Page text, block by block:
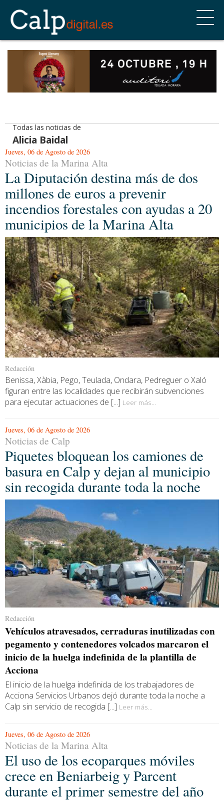
Todas las noticias de
Alicia Baidal
Jueves, 06 de Agosto de 2026
Noticias de la Marina Alta
La Diputación destina más de dos
millones de euros a prevenir
incendios forestales con ayudas a 20
municipios de la Marina Alta
Redacción
Benissa, Xàbia, Pego, Teulada, Ondara, Pedreguer o Xaló
figuran entre las localidades que recibirán subvenciones
para ejecutar actuaciones de [...] Leer más...
Jueves, 06 de Agosto de 2026
Noticias de Calp
Piquetes bloquean los camiones de
basura en Calp y dejan al municipio
sin recogida durante toda la noche
Redacción
Vehículos atravesados, cerraduras inutilizadas con
pegamento y contenedores volcados marcaron el
inicio de la huelga indefinida de la plantilla de
Acciona
El inicio de la huelga indefinida de los trabajadores de
Acciona Servicios Urbanos dejó durante toda la noche a
Calp sin servicio de recogida [...] Leer más...
Jueves, 06 de Agosto de 2026
Noticias de la Marina Alta
El uso de los ecoparques móviles
crece en Beniarbeig y Parcent
durante el primer semestre del año